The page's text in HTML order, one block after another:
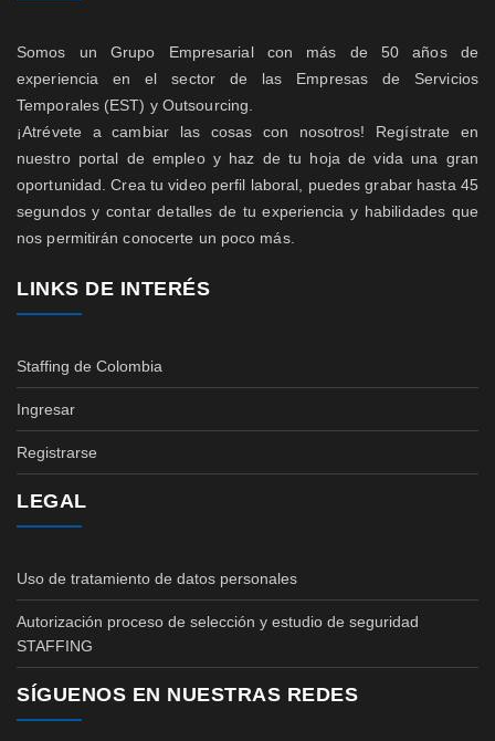
Somos un Grupo Empresarial con más de 50 años de
experiencia en el sector de las Empresas de Servicios
Temporales (EST) y Outsourcing.
¡Atrévete a cambiar las cosas con nosotros! Regístrate en
nuestro portal de empleo y haz de tu hoja de vida una gran
oportunidad. Crea tu video perfil laboral, puedes grabar hasta 45
segundos y contar detalles de tu experiencia y habilidades que
nos permitirán conocerte un poco más.
LINKS DE INTERÉS
Staffing de Colombia
Ingresar
Registrarse
LEGAL
Uso de tratamiento de datos personales
Autorización proceso de selección y estudio de seguridad
STAFFING
SÍGUENOS EN NUESTRAS REDES